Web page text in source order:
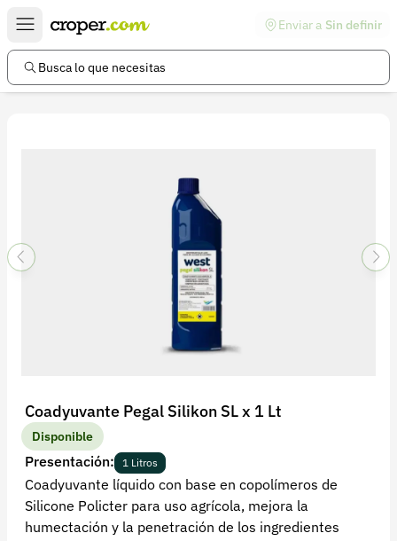
Enviar a Sin definir
Busca lo que necesitas
Coadyuvante Pegal Silikon SL x 1 Lt
Disponible
Presentación: 1 Litros
Coadyuvante líquido con base en copolímeros de
Silicone Policter para uso agrícola, mejora la
humectación y la penetración de los ingredientes
Enlaces de interés
Preguntas frecuentes
Política de privacidad
Recuperar contraseña
Contacto
Soporte
+57 323 2931928